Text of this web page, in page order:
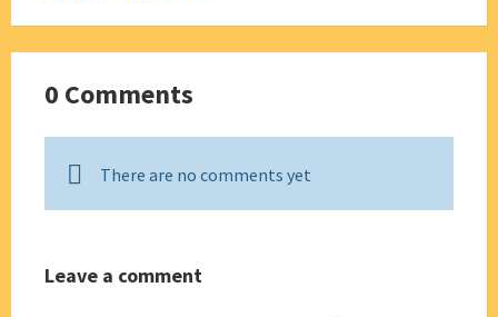
0 Comments
There are no comments yet
Leave a comment